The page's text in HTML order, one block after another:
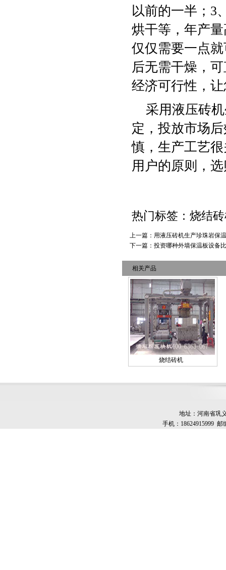
以前的一半；3
烘干等，年产
仅仅需要一点
后无需干燥，
经济可行性，
采用液压砖机
定，投放市场
慎，生产工艺
用户的原则，
热门标签：烧结
上一篇： 用液压砖机生产珍珠岩保
下一篇：投资哪种外墙保温板设备
相关产品
烧结砖机
地址：河南省巩
手机：18624915999